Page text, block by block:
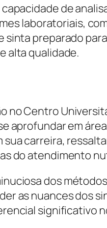
de
laboratoriais,
sinta preparado
alta qualidade.
no Centro
aprofundar em
carreira,
do atendimento
dos
as nuances dos
significativo